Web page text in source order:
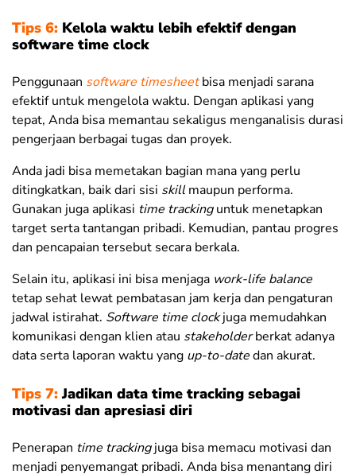
Tips 6: Kelola waktu lebih efektif dengan
software time clock
Penggunaan software timesheet bisa menjadi sarana
efektif untuk mengelola waktu. Dengan aplikasi yang
tepat, Anda bisa memantau sekaligus menganalisis durasi
pengerjaan berbagai tugas dan proyek.
Anda jadi bisa memetakan bagian mana yang perlu
ditingkatkan, baik dari sisi skillmaupun performa.
Gunakan juga aplikasi time trackinguntuk menetapkan
target serta tantangan pribadi. Kemudian, pantau progres
dan pencapaian tersebut secara berkala.
Selain itu, aplikasi ini bisa menjaga work-life balance
tetap sehat lewat pembatasan jam kerja dan pengaturan
jadwal istirahat. Software time clockjuga memudahkan
komunikasi dengan klien atau stakeholderberkat adanya
data serta laporan waktu yang up-to-datedan akurat.
Tips 7:Jadikan data time tracking sebagai
motivasi dan apresiasi diri
Penerapan time trackingjuga bisa memacu motivasi dan
menjadi penyemangat pribadi. Anda bisa menantang diri